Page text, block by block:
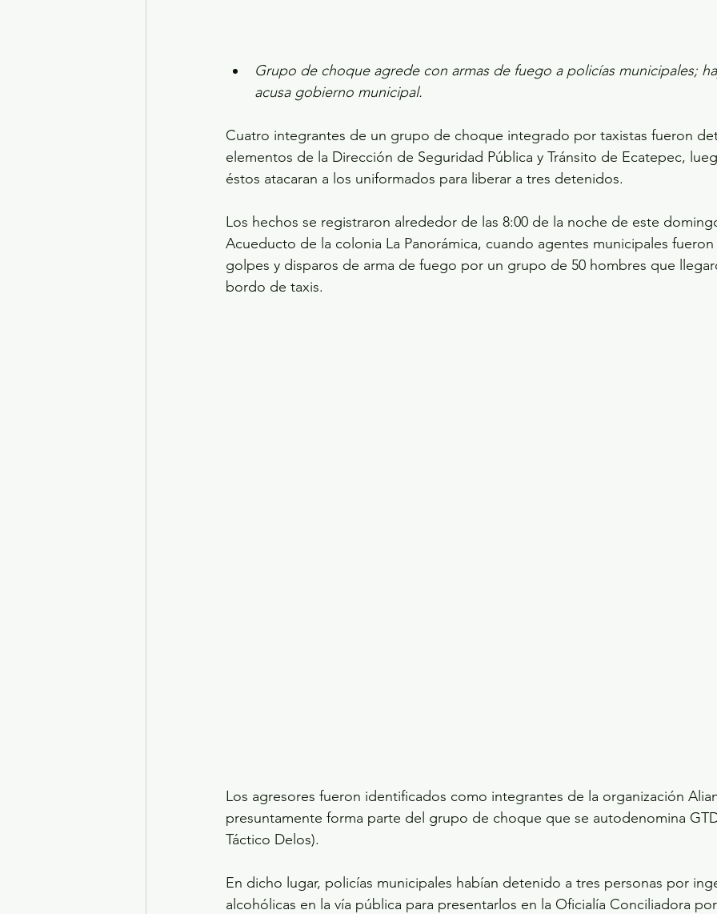
Grupo de choque agrede con armas de fuego a policías municipales;
acusa gobierno municipal.
Cuatro integrantes de un grupo de choque integrado por taxistas fueron
elementos de la Dirección de Seguridad Pública y Tránsito de Ecatepec,
éstos atacaran a los uniformados para liberar a tres detenidos.
Los hechos se registraron alrededor de las 8:00 de la noche de este
Acueducto de la colonia La Panorámica, cuando agentes municipales
golpes y disparos de arma de fuego por un grupo de 50 hombres que
bordo de taxis.
Los agresores fueron identificados como integrantes de la organización
presuntamente forma parte del grupo de choque que se autodenomina
Táctico Delos).
En dicho lugar, policías municipales habían detenido a tres personas por
alcohólicas en la vía pública para presentarlos en la Oficialía Conciliadora